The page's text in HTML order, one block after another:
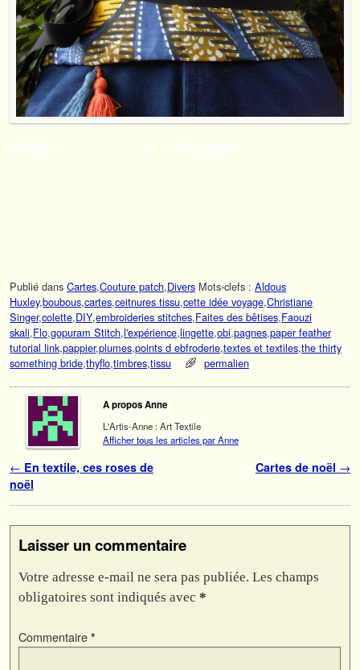
Publié dans Cartes,Couture patch,Divers Mots-clefs : Aldous
Huxley,boubous,cartes,ceitnures tissu,cette idée voyage,Christiane
Singer,colette,DIY,embroideries stitches,Faites des bêtises,Faouzi
skali,Flo,gopuram Stitch,l'expérience,lingette,obi,pagnes,paper feather
tutorial link,pappier,plumes,points d ebfroderie,textes et textiles,the thirty
something bride,thyflo,timbres,tissu permalien
A propos Anne
L'Artis-Anne : Art Textile
Afficher tous les articles par Anne
Navigation des articles
← En textile, ces roses de
noël
Cartes de noël →
Laisser un commentaire
Votre adresse e-mail ne sera pas publiée. Les champs
obligatoires sont indiqués avec *
Commentaire *